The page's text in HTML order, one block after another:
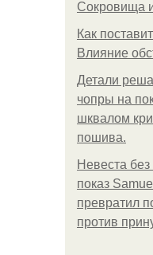
Сокровища
Как
Влияние
Детали
чопры на
шквалом
пошива.
Невеста
показ
превратил
против